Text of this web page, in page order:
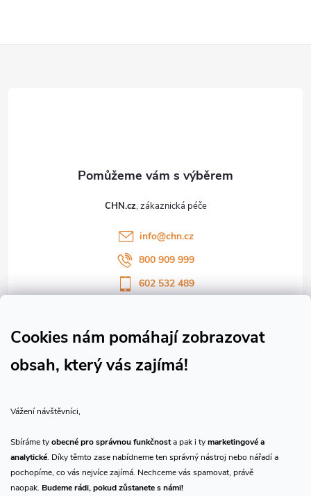
Cookies nám pomáhají zobrazovat
obsah, který vás zajímá!
Vážení návštěvníci,
Sbíráme tyobecné pro správnou funkčnosta pak i tymarketingové a
analytické. Díky těmto zase nabídneme ten správný nástroj nebo nářadí a
pochopíme, co vás nejvíce zajímá. Nechceme vás spamovat, právě
naopak. Budeme rádi, pokud zůstanete s námi!
CHN.cz
info@chn.cz
800 909 999
602 532 489
Sledujte náš vlog CHN_CZ
Přijímáme online platby